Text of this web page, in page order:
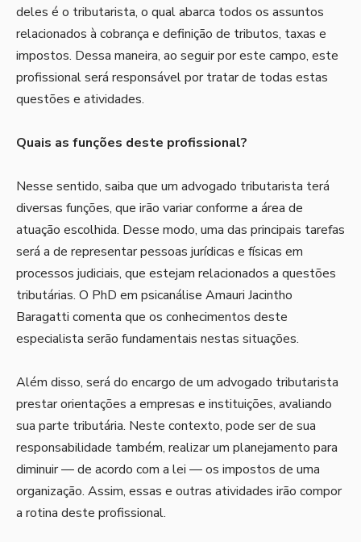
deles é o tributarista, o qual abarca todos os assuntos
relacionados à cobrança e definição de tributos, taxas e
impostos. Dessa maneira, ao seguir por este campo, este
profissional será responsável por tratar de todas estas
questões e atividades.
Quais as funções deste profissional?
Nesse sentido, saiba que um advogado tributarista terá
diversas funções, que irão variar conforme a área de
atuação escolhida. Desse modo, uma das principais tarefas
será a de representar pessoas jurídicas e físicas em
processos judiciais, que estejam relacionados a questões
tributárias. O PhD em psicanálise Amauri Jacintho
Baragatti comenta que os conhecimentos deste
especialista serão fundamentais nestas situações.
Além disso, será do encargo de um advogado tributarista
prestar orientações a empresas e instituições, avaliando
sua parte tributária. Neste contexto, pode ser de sua
responsabilidade também, realizar um planejamento para
diminuir — de acordo com a lei — os impostos de uma
organização. Assim, essas e outras atividades irão compor
a rotina deste profissional.